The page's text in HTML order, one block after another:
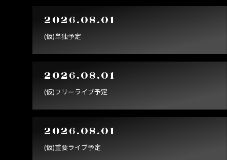
2026.08.01
(仮)単独予定
2026.08.01
(仮)フリーライブ予定
2026.08.01
(仮)重要ライブ予定